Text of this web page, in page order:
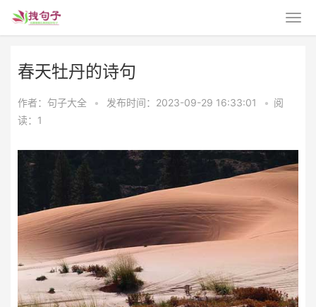
春天牡丹的诗句
作者：句子大全 • 发布时间：2023-09-29 16:33:01 • 阅
读：1